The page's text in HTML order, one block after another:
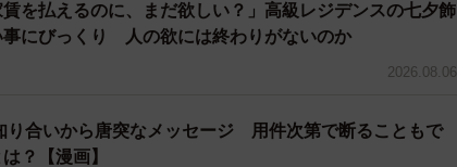
賃を払えるのに、まだ欲しい？」高級レジデンスの七夕飾
事にびっくり 人の欲には終わりがないのか
2026.08.06
り合いから唐突なメッセージ 用件次第で断ることもで
？【漫画】